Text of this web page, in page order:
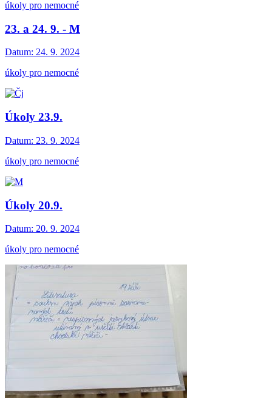
úkoly pro nemocné
23. a 24. 9. - M
Datum: 24. 9. 2024
úkoly pro nemocné
Úkoly 23.9.
Datum: 23. 9. 2024
úkoly pro nemocné
Úkoly 20.9.
Datum: 20. 9. 2024
úkoly pro nemocné